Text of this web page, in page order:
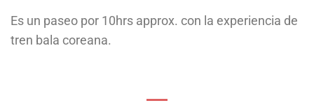
Es un paseo por 10hrs approx. con la experiencia de
tren bala coreana.